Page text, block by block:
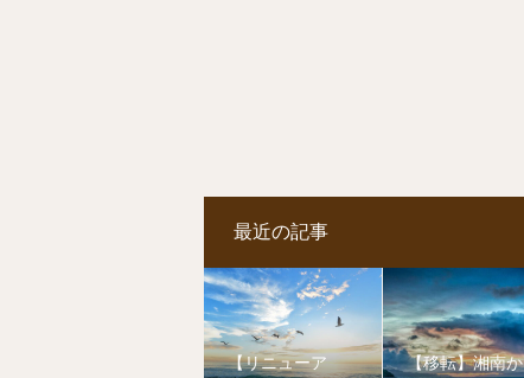
最近の記事
【リニューア
【移転】湘南か